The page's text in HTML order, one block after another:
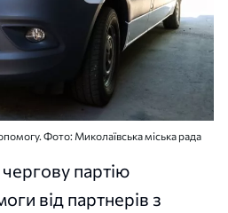
Фото: Миколаївська міська рада
партію
від партнерів з